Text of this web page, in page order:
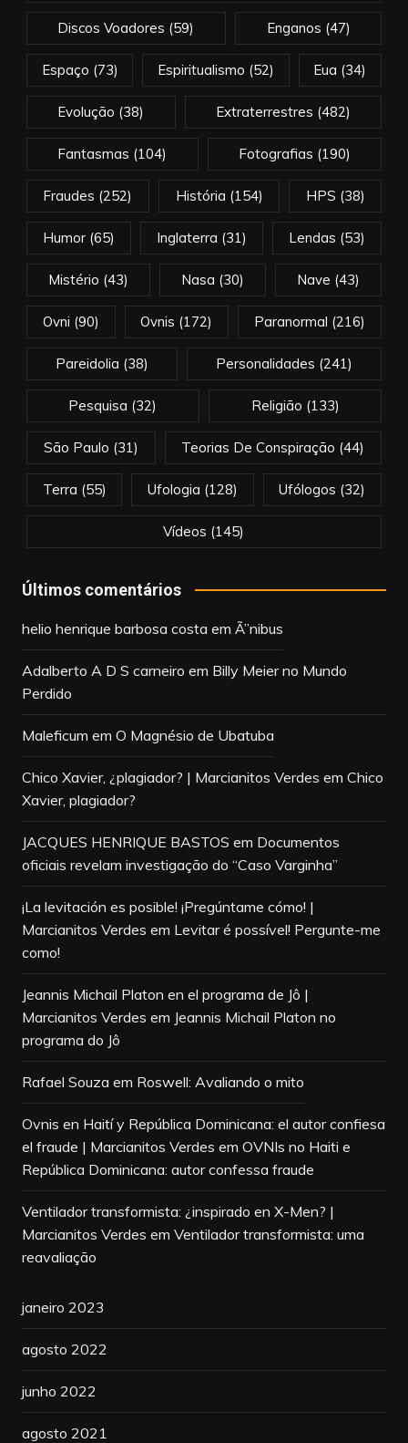
Discos Voadores (59) Enganos (47)
Espaço (73) Espiritualismo (52) Eua (34)
Evolução (38) Extraterrestres (482)
Fantasmas (104) Fotografias (190)
Fraudes (252) História (154) HPS (38)
Humor(65) Inglaterra (31) Lendas (53)
Mistério (43) Nasa (30) Nave (43)
Ovni (90) Ovnis (172) Paranormal (216)
Pareidolia (38) Personalidades (241)
Pesquisa (32) Religião (133)
São Paulo (31) Teorias De Conspiração (44)
Terra (55) Ufologia (128) Ufólogos (32)
Vídeos (145)
Últimos comentários
helio henrique barbosa costa em Ã”nibus
Adalberto A D S carneiro em Billy Meier no Mundo
Perdido
Maleficum em O Magnésio de Ubatuba
Chico Xavier, ¿plagiador? | Marcianitos Verdes em Chico
Xavier, plagiador?
JACQUES HENRIQUE BASTOS em Documentos
oficiais revelam investigação do “Caso Varginha”
¡La levitación es posible! ¡Pregúntame cómo! |
Marcianitos Verdes em Levitar é possível! Pergunte-me
como!
Jeannis Michail Platon en el programa de Jô |
Marcianitos Verdes em Jeannis Michail Platon no
programa do Jô
Rafael Souza em Roswell: Avaliando o mito
Ovnis en Haití y República Dominicana: el autor confiesa
el fraude | Marcianitos Verdes em OVNIs no Haiti e
República Dominicana: autor confessa fraude
Ventilador transformista: ¿inspirado en X-Men? |
Marcianitos Verdes em Ventilador transformista: uma
reavaliação
janeiro 2023
agosto 2022
junho 2022
agosto 2021